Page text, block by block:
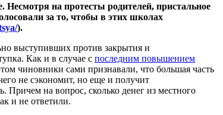
на протесты родителей, пристальное
за то, чтобы в этих школах
).
выступивших против закрытия и
Как и в случае с последним повышением
чиновники сами признавали, что большая часть
не сэкономит, но еще и получит
Причем на вопрос, сколько денег из местного
и не ответили.